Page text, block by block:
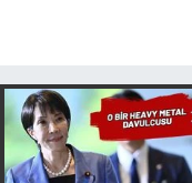
Türkiye'nin